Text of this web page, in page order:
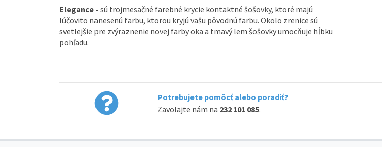
Elegance - sú trojmesačné farebné krycie kontaktné šošovky, ktoré majú
lúčovito nanesenú farbu, ktorou kryjú vašu pôvodnú farbu. Okolo zrenice sú
svetlejšie pre zvýraznenie novej farby oka a tmavý lem šošovky umocňuje hĺbku
pohľadu.
Potrebujete pomôcť alebo poradiť?
Zavolajte nám na 232 101 085.